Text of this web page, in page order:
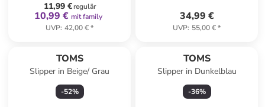
11,99 €regulär
10,99 € mit family
UVP: 42,00 €*
34,99 €
UVP: 55,00 €*
TOMS
Slipper in Beige/ Grau
-52%
TOMS
Slipper in Dunkelblau
-36%